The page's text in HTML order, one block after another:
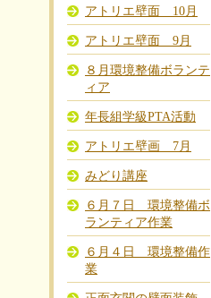
アトリエ壁面 10月
アトリエ壁面 9月
８月環境整備ボランテ
ィア
年長組学級PTA活動
アトリエ壁画 7月
みどり講座
６月７日 環境整備ボ
ランティア作業
６月４日 環境整備作
業